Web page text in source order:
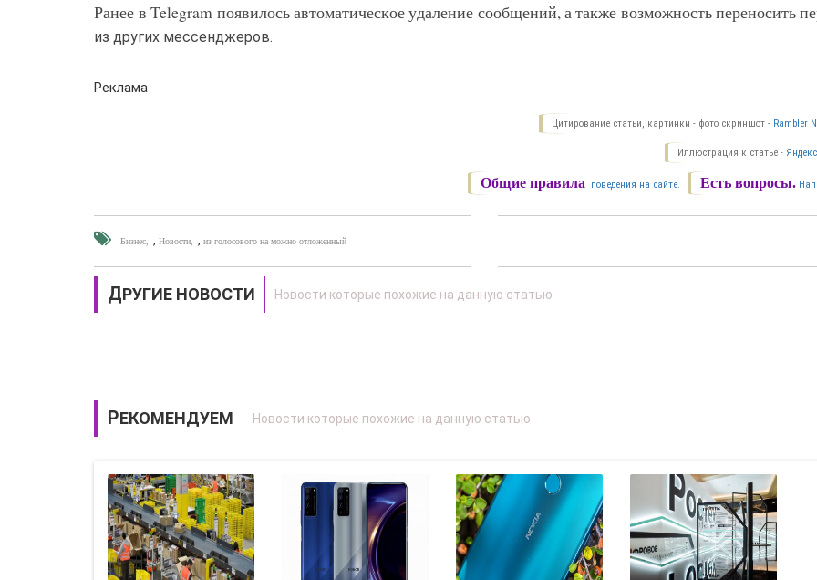
Ранее в Telegram появилось автоматическое удаление сообщений, а также возможность переносить
из других мессенджеров.
Реклама
Цитирование статьи, картинки - фото скриншот - Rambler
Иллюстрация к статье -
Есть вопросы.
Общие правила поведения на сайте.
Бизнес ,Новости ,из голосового на можно отложенный
ДРУГИЕ НОВОСТИ
РЕКОМЕНДУЕМ